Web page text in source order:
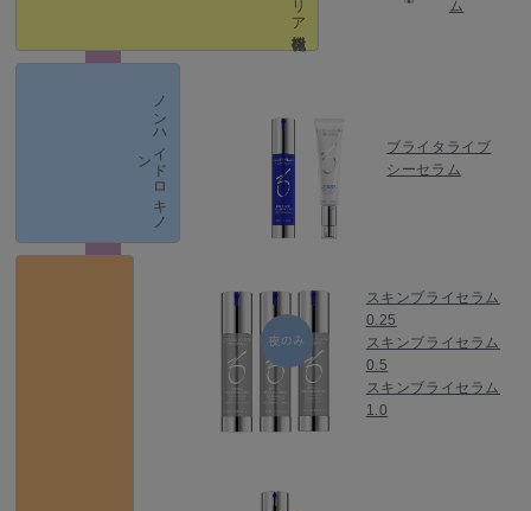
ム
ノ
ン
ハ
イ
ド
ロ
キ
ノ
ン
ブライタライブ
シーセラム
スキンブライセラム
0.25
スキンブライセラム
0.5
スキンブライセラム
1.0